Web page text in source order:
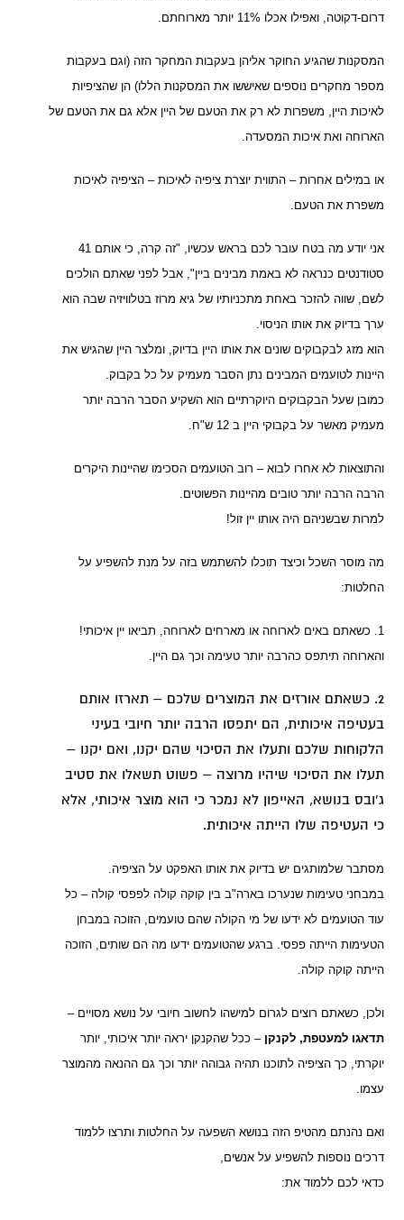
דרום-דקוטה, ואפילו אכלו 11% יותר מארוחתם.
המסקנות שהגיע החוקר אליהן בעקבות המחקר הזה (וגם בעקבות
מספר מחקרים נוספים שאיששו את המסקנות הללו) הן שהציפיות
לאיכות היין, משפרות לא רק את הטעם של היין אלא גם את הטעם של
הארוחה ואת איכות המסעדה.
או במילים אחרות – התווית יוצרת ציפיה לאיכות – הציפיה לאיכות
משפרת את הטעם.
אני יודע מה בטח עובר לכם בראש עכשיו, "זה קרה, כי אותם 41
סטודנטים כנראה לא באמת מבינים ביין", אבל לפני שאתם הולכים
לשם, שווה להזכר באחת מתכניותיו של גיא מרוז בטלוויזיה שבה הוא
ערך בדיוק את אותו הניסוי.
הוא מזג לבקבוקים שונים את אותו היין בדיוק, ומלצר היין שהגיש את
היינות לטועמים המבינים נתן הסבר מעמיק על כל בקבוק.
כמובן שעל הבקבוקים היוקרתיים הוא השקיע הסבר הרבה יותר
מעמיק מאשר על בקבוקי היין ב 12 ש"ח.
והתוצאות לא אחרו לבוא – רוב הטועמים הסכימו שהיינות היקרים
הרבה הרבה יותר טובים מהיינות הפשוטים.
למרות שבשניהם היה אותו יין זול!
מה מוסר השכל וכיצד תוכלו להשתמש בזה על מנת להשפיע על
החלטות:
1. כשאתם באים לארוחה או מארחים לארוחה, תביאו יין איכותי!
והארוחה תיתפס כהרבה יותר טעימה וכך גם היין.
2. כשאתם אורזים את המוצרים שלכם – תארזו אותם
בעטיפה איכותית, הם יתפסו הרבה יותר חיובי בעיני
הלקוחות שלכם ותעלו את הסיכוי שהם יקנו, ואם יקנו –
תעלו את הסיכוי שיהיו מרוצה – פשוט תשאלו את סטיב
ג'ובס בנושא, האייפון לא נמכר כי הוא מוצר איכותי, אלא
כי העטיפה שלו הייתה איכותית.
מסתבר שלמותגים יש בדיוק את אותו האפקט על הציפיה.
במבחני טעימות שנערכו בארה"ב בין קוקה קולה לפפסי קולה – כל
עוד הטועמים לא ידעו של מי הקולה שהם טועמים, הזוכה במבחן
הטעימות הייתה פפסי. ברגע שהטועמים ידעו מה הם שותים, הזוכה
הייתה קוקה קולה.
ולכן, כשאתם רוצים לגרום למישהו לחשוב חיובי על נושא מסויים –
תדאגו למעטפת, לקנקן– ככל שהקנקן יראה יותר איכותי, יותר
יוקרתי, כך הציפיה לתוכנו תהיה גבוהה יותר וכך גם ההנאה מהמוצר
עצמו.
ואם נהנתם מהטיפ הזה בנושא השפעה על החלטות ותרצו ללמוד
דרכים נוספות להשפיע על אנשים,
כדאי לכם ללמוד את: